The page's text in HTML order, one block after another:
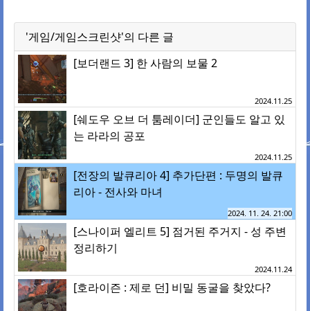
'게임/게임스크린샷'의 다른 글
[보더랜드 3] 한 사람의 보물 2
2024.11.25
[쉐도우 오브 더 툼레이더] 군인들도 알고 있
는 라라의 공포
2024.11.25
[전장의 발큐리아 4] 추가단편 : 두명의 발큐
리아 - 전사와 마녀
2024. 11. 24. 21:00
[스나이퍼 엘리트 5] 점거된 주거지 - 성 주변
정리하기
2024.11.24
[호라이즌 : 제로 던] 비밀 동굴을 찾았다?